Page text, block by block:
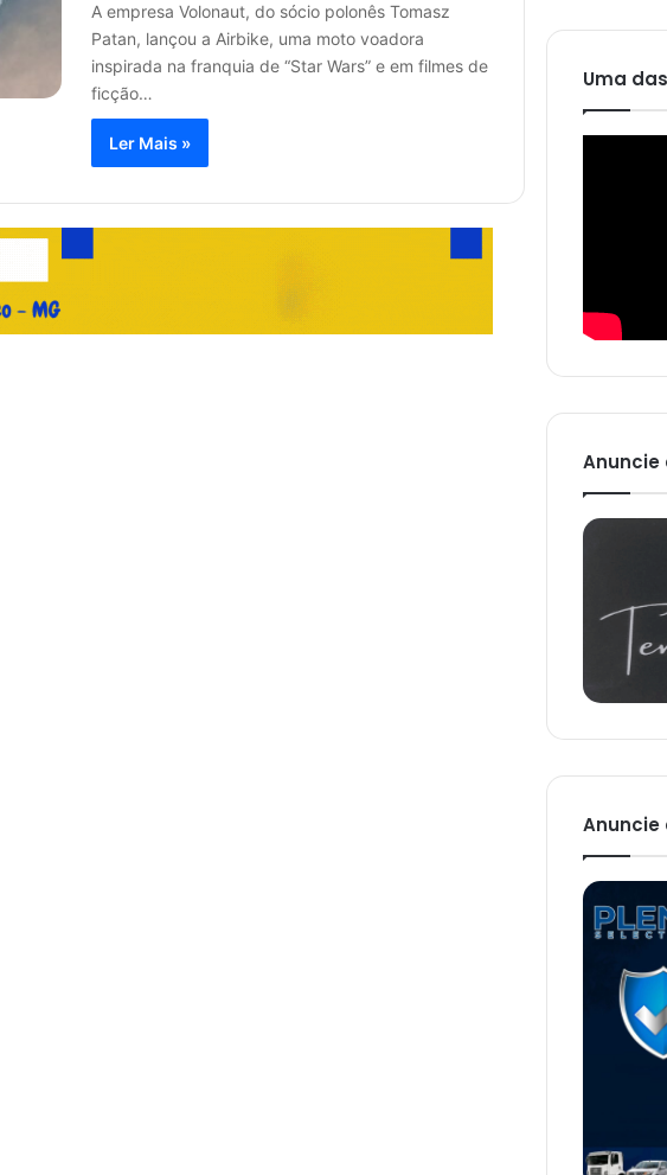
A empresa Volonaut, do sócio polonês Tomasz
Patan, lançou a Airbike, uma moto voadora
inspirada na franquia de “Star Wars” e em filmes de
ficção…
Ler Mais »
Uma
Anuncie
Anuncie